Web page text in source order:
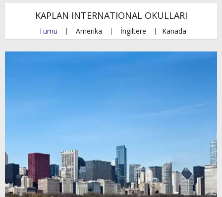
KAPLAN INTERNATIONAL OKULLARI
Tümü Amerika İngiltere Kanada